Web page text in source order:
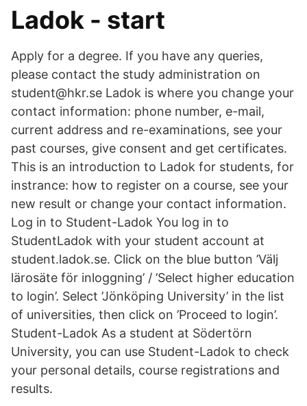
Ladok - start
Apply for a degree. If you have any queries,
please contact the study administration on
student@hkr.se Ladok is where you change your
contact information: phone number, e-mail,
current address and re-examinations, see your
past courses, give consent and get certificates.
This is an introduction to Ladok for students, for
instrance: how to register on a course, see your
new result or change your contact information.
Log in to Student-Ladok You log in to
StudentLadok with your student account at
student.ladok.se. Click on the blue button ’Välj
lärosäte för inloggning’ / ’Select higher education
to login’. Select ’Jönköping University’ in the list
of universities, then click on ’Proceed to login’.
Student-Ladok As a student at Södertörn
University, you can use Student-Ladok to check
your personal details, course registrations and
results.